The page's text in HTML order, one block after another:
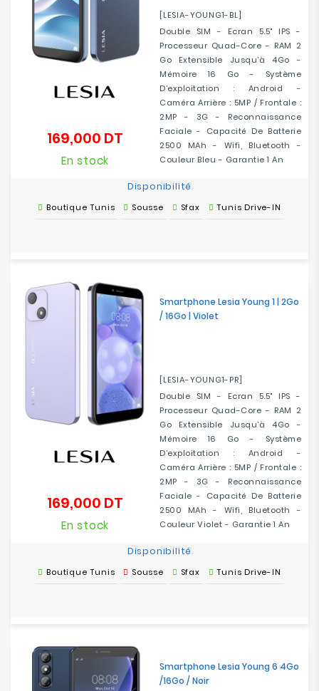
[LESIA-YOUNG1-BL]
Double SIM - Ecran 5.5" IPS -
Processeur Quad-Core - RAM 2
Go Extensible Jusqu'à 4Go -
Mémoire 16 Go - Système
D’exploitation : Android -
Caméra Arrière : 5MP / Frontale :
2MP - 3G - Reconnaissance
Faciale - Capacité De Batterie
2500 MAh - Wifi, Bluetooth -
Couleur Bleu - Garantie 1 An
169,000 DT
En stock
Disponibilité
Boutique Tunis Sousse Sfax Tunis Drive-IN
Smartphone Lesia Young 1 | 2Go
/ 16Go | Violet
[LESIA-YOUNG1-PR]
Double SIM - Ecran 5.5" IPS -
Processeur Quad-Core - RAM 2
Go Extensible Jusqu'à 4Go -
Mémoire 16 Go - Système
D’exploitation : Android -
Caméra Arrière : 5MP / Frontale :
2MP - 3G - Reconnaissance
Faciale - Capacité De Batterie
2500 MAh - Wifi, Bluetooth -
Couleur Violet - Garantie 1 An
169,000 DT
En stock
Disponibilité
Boutique Tunis Sousse Sfax Tunis Drive-IN
Smartphone Lesia Young 6 4Go
/16Go / Noir